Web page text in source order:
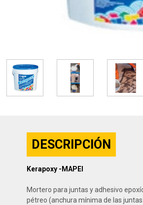
DESCRIPCIÓN
Kerapoxy -MAPEI
Mortero para juntas y adhesivo
pétreo (anchura mínima de las juntas